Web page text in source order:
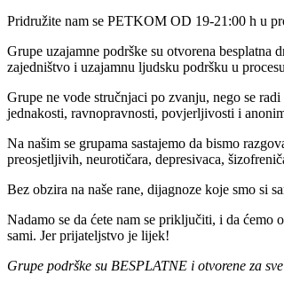
Pridružite nam se PETKOM OD 19-21:00 h u
Grupe uzajamne podrške su otvorena
zajedništvo i uzajamnu ljudsku podršku u
Grupe ne vode stručnjaci po zvanju, nego se
jednakosti, ravnopravnosti, povjerljivosti i
Na našim se grupama sastajemo da bismo
preosjetljivih, neurotičara, depresivaca,
Bez obzira na naše rane, dijagnoze koje smo si
Nadamo se da ćete nam se priključiti, i da ćemo
sami. Jer prijateljstvo je lijek!
Grupe podrške su BESPLATNE i otvorene za